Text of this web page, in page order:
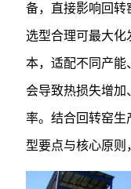
备，直接影响回转
选型合理可最大化
本，适配不同产能
会导致热损失增
率。结合回转窑生
型要点与核心原则